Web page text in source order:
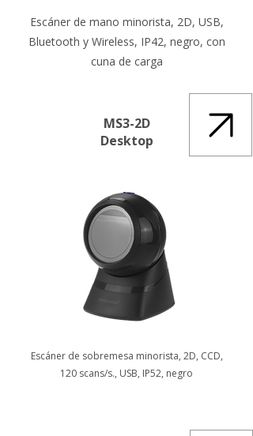
Escáner de mano minorista, 2D, USB,
Bluetooth y Wireless, IP42, negro, con
cuna de carga
MS3-2D
Desktop
Escáner de sobremesa minorista, 2D, CCD,
120 scans/s., USB, IP52, negro